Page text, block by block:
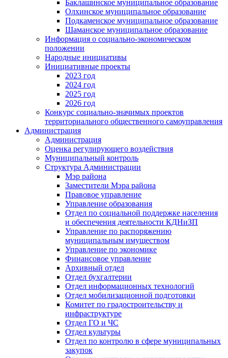
Баклашинское муниципальное образование
Олхинское муниципальное образование
Подкаменское муниципальное образование
Шаманское муниципальное образование
Информация о социально-экономическом
положении
Народные инициативы
Инициативные проекты
2023 год
2024 год
2025 год
2026 год
Конкурс социально-значимых проектов
территориального общественного самоуправления
Администрация
Администрация
Оценка регулирующего воздействия
Муниципальный контроль
Структура Администрации
Мэр района
Заместители Мэра района
Правовое управление
Управление образования
Отдел по социальной поддержке населения
и обеспечения деятельности КДНиЗП
Управление по распоряжению
муниципальным имуществом
Управление по экономике
Финансовое управление
Архивный отдел
Отдел бухгалтерии
Отдел информационных технологий
Отдел мобилизационной подготовки
Комитет по градостроительству и
инфраструктуре
Отдел ГО и ЧС
Отдел культуры
Отдел по контролю в сфере муниципальных
закупок